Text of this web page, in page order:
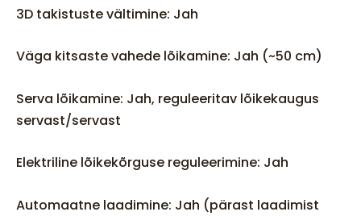
3D takistuste vältimine: Jah
Väga kitsaste vahede lõikamine: Jah (~50 cm)
Serva lõikamine: Jah, reguleeritav lõikekaugus
servast/servast
Elektriline lõikekõrguse reguleerimine: Jah
Automaatne laadimine: Jah (pärast laadimist